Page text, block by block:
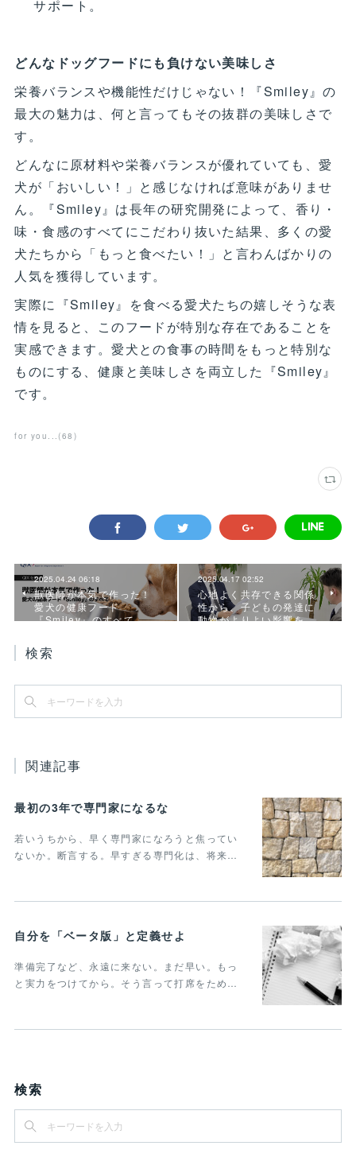
サポート。
どんなドッグフードにも負けない美味しさ
栄養バランスや機能性だけじゃない！『Smiley』の
最大の魅力は、何と言ってもその抜群の美味しさで
す。
どんなに原材料や栄養バランスが優れていても、愛
犬が「おいしい！」と感じなければ意味がありませ
ん。『Smiley』は長年の研究開発によって、香り・
味・食感のすべてにこだわり抜いた結果、多くの愛
犬たちから「もっと食べたい！」と言わんばかりの
人気を獲得しています。
実際に『Smiley』を食べる愛犬たちの嬉しそうな表
情を見ると、このフードが特別な存在であることを
実感できます。愛犬との食事の時間をもっと特別な
ものにする、健康と美味しさを両立した『Smiley』
です。
for you... (68 )
2025.04.24 06:18
獣医師が本気で作った！
愛犬の健康フード
『Smiley』のすべて
2025.04.17 02:52
心地よく共存できる関係
性から、子どもの発達に
動物がよりよい影響を…
検索
関連記事
最初の3年で専門家になるな
若いうちから、早く専門家になろうと焦ってい
ないか。断言する。早すぎる専門化は、将来…
自分を「ベータ版」と定義せよ
準備完了など、永遠に来ない。まだ早い。もっ
と実力をつけてから。そう言って打席をため…
検索